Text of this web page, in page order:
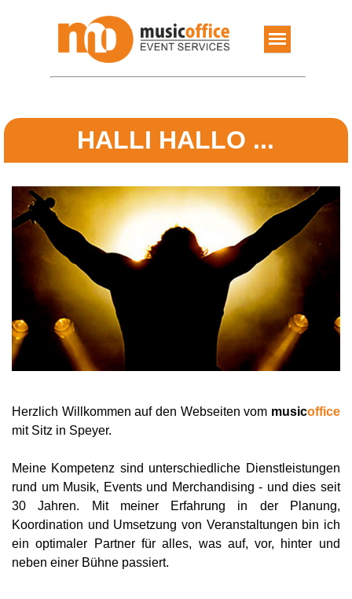
HALLI HALLO ...
Herzlich Willkommen auf den Webseiten vom musicoffice
mit Sitz in Speyer.
Meine Kompetenz sind unterschiedliche Dienstleistungen
rund um Musik, Events und Merchandising - und dies seit
30 Jahren. Mit meiner Erfahrung in der Planung,
Koordination und Umsetzung von Veranstaltungen bin ich
ein optimaler Partner für alles, was auf, vor, hinter und
neben einer Bühne passiert.